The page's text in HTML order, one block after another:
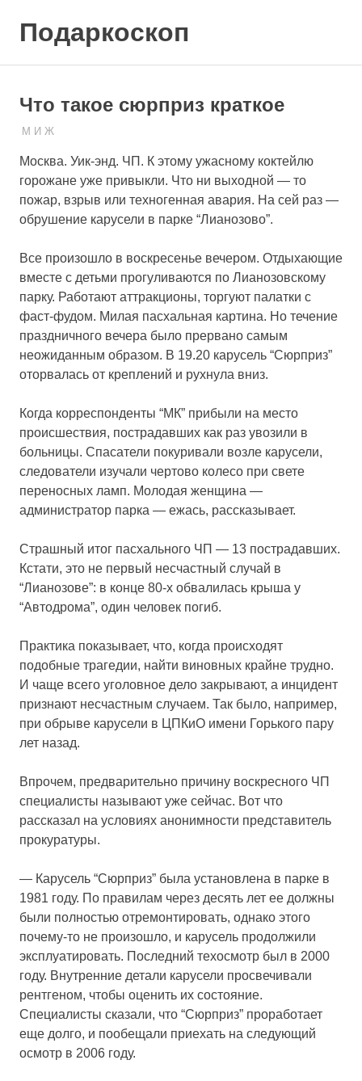
Подаркоскоп
подарить
Что такое сюрприз краткое
27.03.2023
ПОДАРЧЕК
М И Ж
Москва. Уик-энд. ЧП. К этому ужасному коктейлю
горожане уже привыкли. Что ни выходной — то
пожар, взрыв или техногенная авария. На сей раз —
обрушение карусели в парке “Лианозово”.
Все произошло в воскресенье вечером. Отдыхающие
вместе с детьми прогуливаются по Лианозовскому
парку. Работают аттракционы, торгуют палатки с
фаст-фудом. Милая пасхальная картина. Но течение
праздничного вечера было прервано самым
неожиданным образом. В 19.20 карусель “Сюрприз”
оторвалась от креплений и рухнула вниз.
Когда корреспонденты “МК” прибыли на место
происшествия, пострадавших как раз увозили в
больницы. Спасатели покуривали возле карусели,
следователи изучали чертово колесо при свете
переносных ламп. Молодая женщина —
администратор парка — ежась, рассказывает.
Страшный итог пасхального ЧП — 13 пострадавших.
Кстати, это не первый несчастный случай в
“Лианозове”: в конце 80-х обвалилась крыша у
“Автодрома”, один человек погиб.
Практика показывает, что, когда происходят
подобные трагедии, найти виновных крайне трудно.
И чаще всего уголовное дело закрывают, а инцидент
признают несчастным случаем. Так было, например,
при обрыве карусели в ЦПКиО имени Горького пару
лет назад.
Впрочем, предварительно причину воскресного ЧП
специалисты называют уже сейчас. Вот что
рассказал на условиях анонимности представитель
прокуратуры.
— Карусель “Сюрприз” была установлена в парке в
1981 году. По правилам через десять лет ее должны
были полностью отремонтировать, однако этого
почему-то не произошло, и карусель продолжили
эксплуатировать. Последний техосмотр был в 2000
году. Внутренние детали карусели просвечивали
рентгеном, чтобы оценить их состояние.
Специалисты сказали, что “Сюрприз” проработает
еще долго, и пообещали приехать на следующий
осмотр в 2006 году.